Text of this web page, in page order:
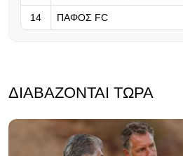
14 ΠΑΦΟΣ FC
ΔΙΑΒΆΖΟΝΤΑΙ ΤΏΡΑ